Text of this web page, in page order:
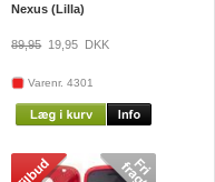
Nexus (Lilla)
89,95 19,95 DKK
Varenr. 4301